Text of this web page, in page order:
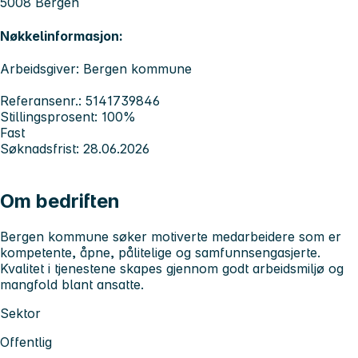
Nøkkelinformasjon:
Arbeidsgiver: Bergen kommune
Referansenr.: 5141739846
Stillingsprosent: 100%
Fast
Søknadsfrist: 28.06.2026
Om bedriften
Bergen kommune søker motiverte medarbeidere som er
kompetente, åpne, pålitelige og samfunnsengasjerte.
Kvalitet i tjenestene skapes gjennom godt arbeidsmiljø og
mangfold blant ansatte.
Sektor
Offentlig